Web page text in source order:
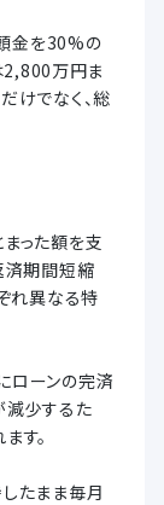
金を30%の
2,800万円ま
けでなく、総
った額を支
済期間短縮
れ異なる特
ローンの完済
減少するた
す。
たまま毎月